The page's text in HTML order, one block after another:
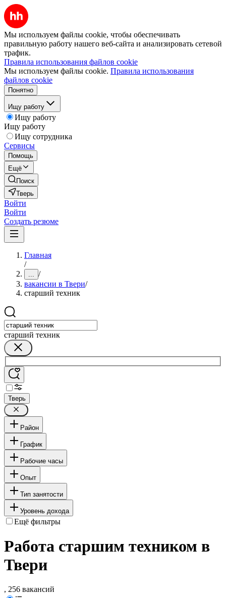
Мы используем файлы cookie, чтобы обеспечивать
правильную работу нашего веб-сайта и анализировать сетевой
трафик.
Правила использования файлов cookie
Мы используем файлы cookie. Правила использования
файлов cookie
Понятно
Ищу работу
Ищу работу
Ищу работу
Ищу сотрудника
Сервисы
Помощь
Ещё
Поиск
Тверь
Войти
Войти
Создать резюме
Главная
/
... /
вакансии в Твери/
старший техник
старший техник
Тверь
Район
График
Рабочие часы
Опыт
Тип занятости
Уровень дохода
Ещё фильтры
Работа старшим техником в
Твери
, 256 вакансий